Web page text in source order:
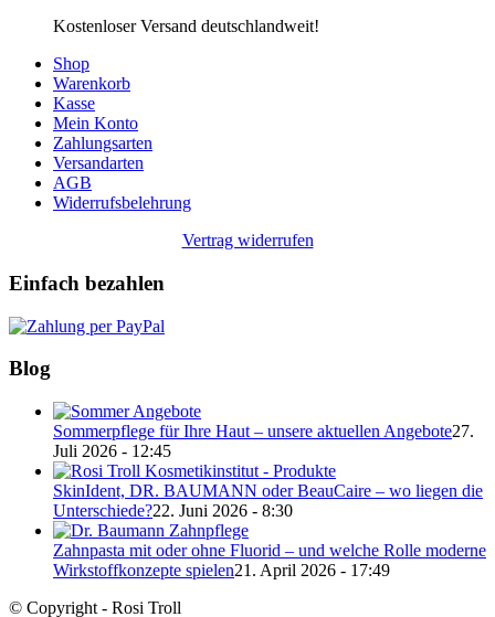
Kostenloser Versand deutschlandweit!
Shop
Warenkorb
Kasse
Mein Konto
Zahlungsarten
Versandarten
AGB
Widerrufsbelehrung
Vertrag widerrufen
Einfach bezahlen
Blog
Sommerpflege für Ihre Haut – unsere aktuellen Angebote27.
Juli 2026 - 12:45
SkinIdent, DR. BAUMANN oder BeauCaire – wo liegen die
Unterschiede?22. Juni 2026 - 8:30
Zahnpasta mit oder ohne Fluorid – und welche Rolle moderne
Wirkstoffkonzepte spielen21. April 2026 - 17:49
© Copyright - Rosi Troll